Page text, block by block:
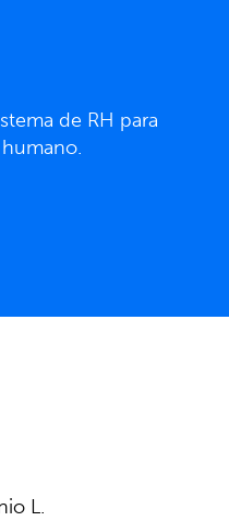
de RH para
L.